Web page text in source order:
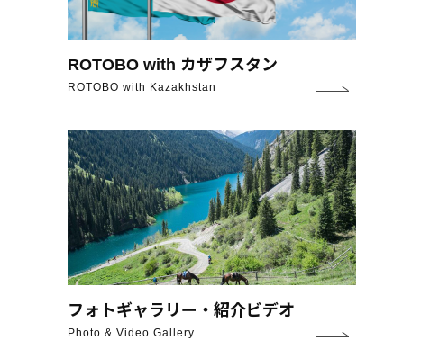
ROTOBO with カザフスタン
ROTOBO with Kazakhstan
フォトギャラリー・紹介ビデオ
Photo & Video Gallery